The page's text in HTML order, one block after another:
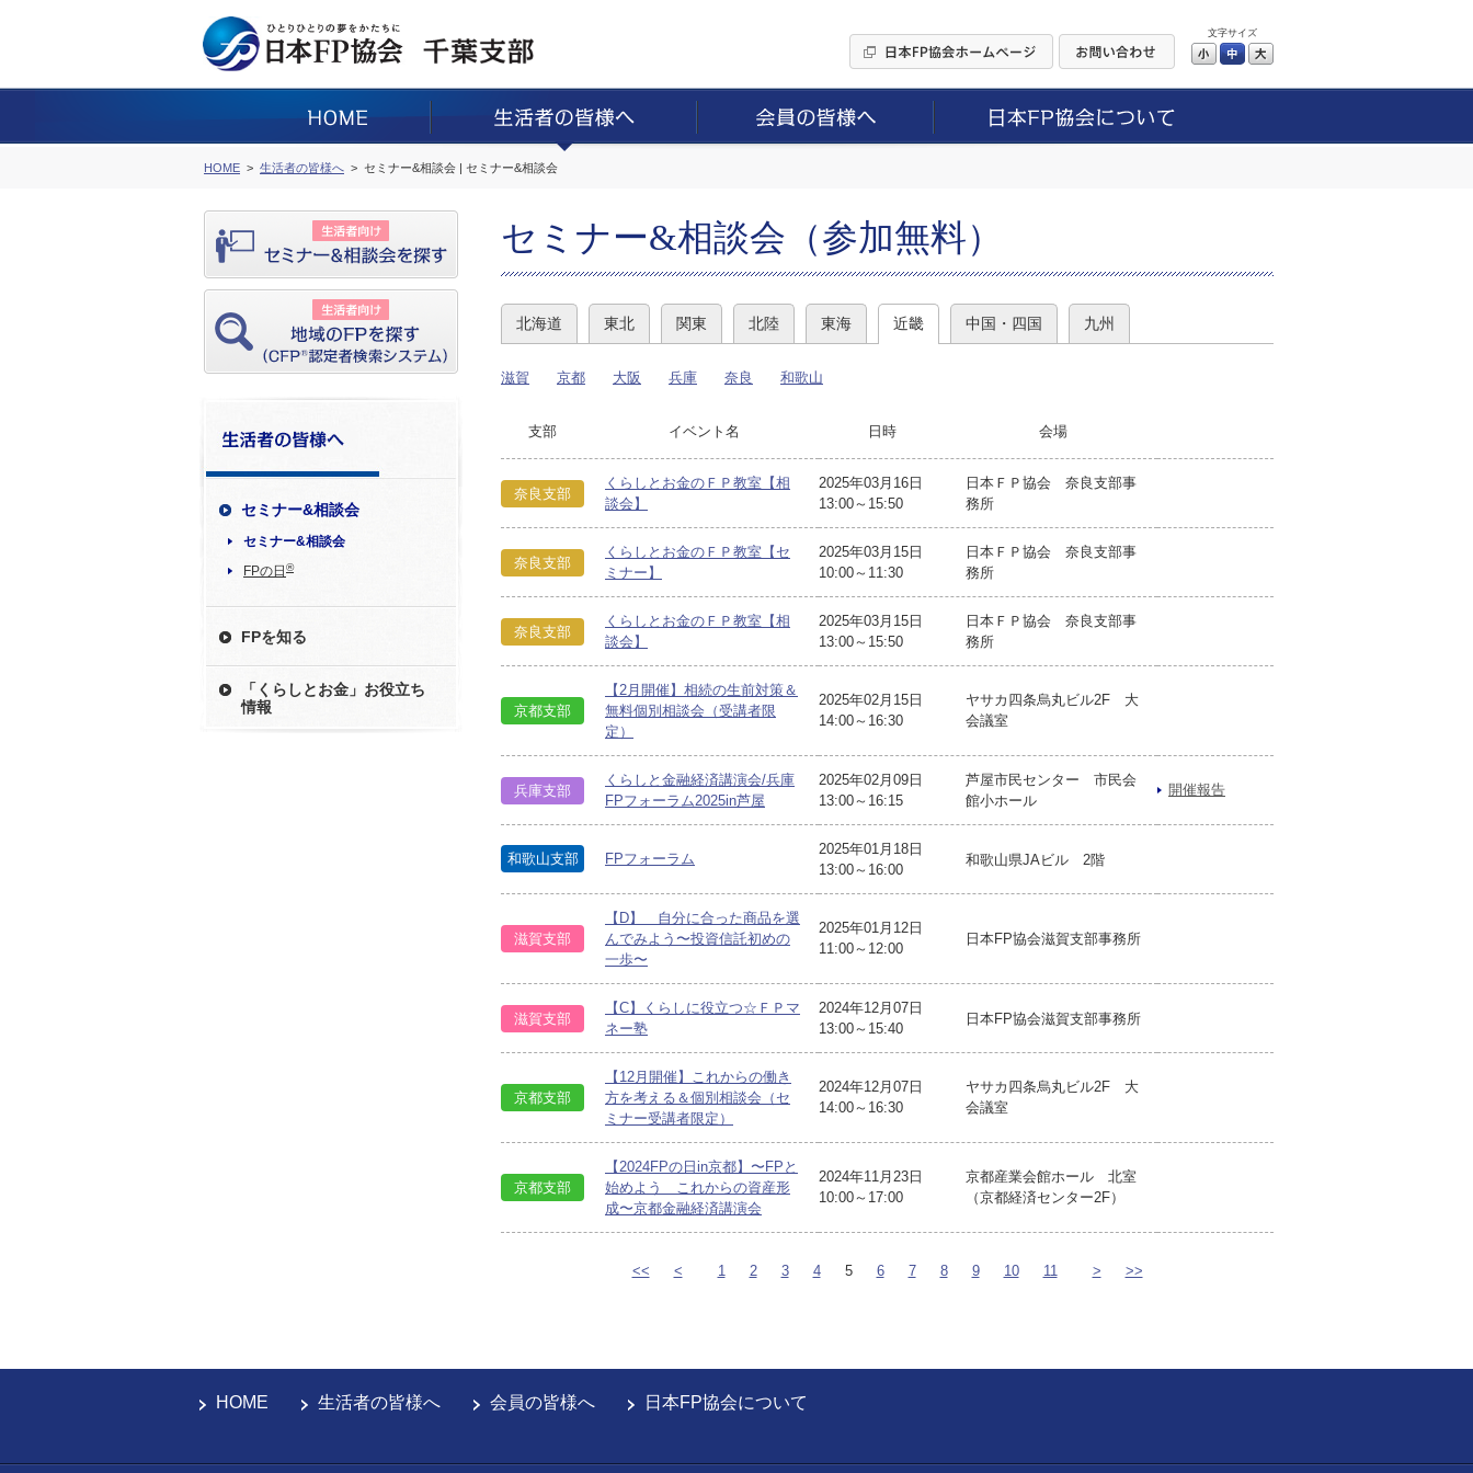
文字サイズ
小 中
HOME 生活者の皆様へ セミナー&相談会 | セミナー&相談会
セミナー&相談会
セミナー&相談会
FPの日 ®
FPを知る
「くらしとお金」お役立ち
情報
セミナー&相談会（参加無料）
北海道 東北 関東 北陸 東海 近畿 中国・四国 九州
滋賀 京都 大阪 兵庫 奈良 和歌山
支部 イベント名 日時 会場
奈良支部
くらしとお金のＦＰ教室【相
談会】
2025年03月16日
13:00～15:50
日本ＦＰ協会 奈良支部事
務所
奈良支部
くらしとお金のＦＰ教室【セ
ミナー】
2025年03月15日
10:00～11:30
日本ＦＰ協会 奈良支部事
務所
奈良支部
くらしとお金のＦＰ教室【相
談会】
2025年03月15日
13:00～15:50
日本ＦＰ協会 奈良支部事
務所
京都支部
【2月開催】相続の生前対策＆
無料個別相談会（受講者限
定）
2025年02月15日
14:00～16:30
ヤサカ四条烏丸ビル2F 大
会議室
兵庫支部
くらしと金融経済講演会/兵庫
FPフォーラム2025in芦屋
2025年02月09日
13:00～16:15
芦屋市民センター 市民会
館小ホール
開催報告
和歌山支部 FPフォーラム
2025年01月18日
13:00～16:00
和歌山県JAビル 2階
滋賀支部
【D】 自分に合った商品を選
んでみよう〜投資信託初めの
一歩〜
2025年01月12日
11:00～12:00
日本FP協会滋賀支部事務所
滋賀支部
【C】くらしに役立つ☆ＦＰマ
ネー塾
2024年12月07日
13:00～15:40
日本FP協会滋賀支部事務所
京都支部
【12月開催】これからの働き
方を考える＆個別相談会（セ
ミナー受講者限定）
2024年12月07日
14:00～16:30
ヤサカ四条烏丸ビル2F 大
会議室
京都支部
【2024FPの日in京都】〜FPと
始めよう これからの資産形
成〜京都金融経済講演会
2024年11月23日
10:00～17:00
京都産業会館ホール 北室
（京都経済センター2F）
<< < 1 2 3 4 5 6 7 8 9 10 11 > >>
HOME 生活者の皆様へ 会員の皆様へ 日本FP協会について